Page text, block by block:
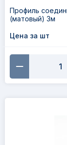
Профиль
(матовый) 3м
Цена за шт